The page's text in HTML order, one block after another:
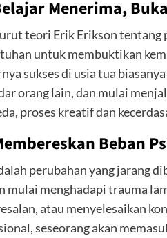
Menerima,
teori Erik Erikson tentang
untuk membuktikan
sukses di usia tua
orang lain, dan mulai
proses kreatif dan
Beban
perubahan yang jarang
mulai menghadapi trauma
atau menyelesaikan
seseorang akan